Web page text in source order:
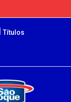
Títulos